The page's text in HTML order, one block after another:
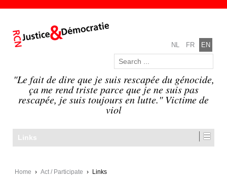
NL FR EN
"Le fait de dire que je suis rescapée du génocide,
ça me rend triste parce que je ne suis pas
rescapée, je suis toujours en lutte." Victime de
viol
Links
Home › Act / Participate › Links